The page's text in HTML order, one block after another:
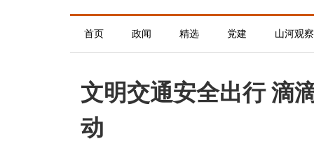
首页 政闻 精选 党建 山河观察
文明交通安全出行 滴
动